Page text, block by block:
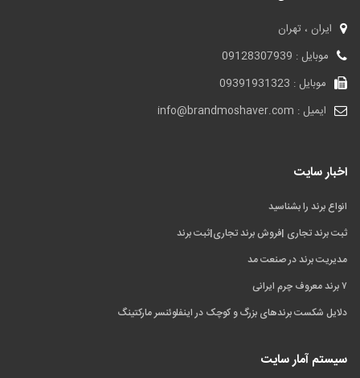
ایران ، تهران
موبایل : 09128307939
موبایل : 09391931323
ایمیل : info@brandmoshaver.com
اخبار سایت
انواع برند را بشناسید
ثبت برند تجاری |فروش برند تجاری|ثبت برند
مدیریت برند در صنعت مد
۷ برند معروف چرم ایرانی
دلایل شکست برندهای بزرگ و کوچک در اینفلوئنسر مارکتینگ
سیستم آمار سایت